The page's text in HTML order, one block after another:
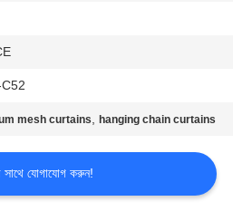
C52
mesh curtains,hanging chain curtains
সাথে যোগাযোগ করুন!